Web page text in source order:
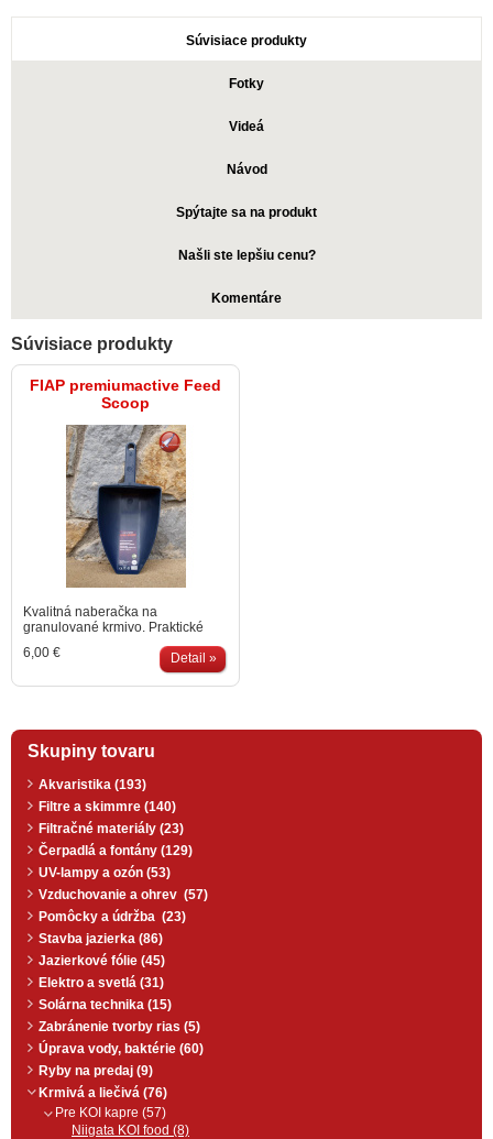
Súvisiace produkty
Fotky
Videá
Návod
Spýtajte sa na produkt
Našli ste lepšiu cenu?
Komentáre
Súvisiace produkty
FIAP premiumactive Feed
Scoop
Kvalitná naberačka na
granulované krmivo. Praktické
rysky na meranie objemu
nabratého krmiva. Objem
6,00 € Detail »
Skupiny tovaru
Akvaristika (193)
Filtre a skimmre (140)
Filtračné materiály (23)
Čerpadlá a fontány (129)
UV-lampy a ozón (53)
Vzduchovanie a ohrev (57)
Pomôcky a údržba (23)
Stavba jazierka (86)
Jazierkové fólie (45)
Elektro a svetlá (31)
Solárna technika (15)
Zabránenie tvorby rias (5)
Úprava vody, baktérie (60)
Ryby na predaj (9)
Krmivá a liečivá (76)
Pre KOI kapre (57)
Niigata KOI food (8)